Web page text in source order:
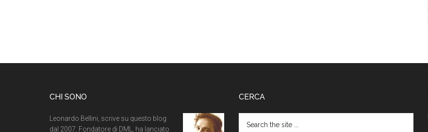
CHI SONO
Leonardo Bellini, scrive su questo blog
dal 2007. Fondatore di DML, ha lanciato
CERCA